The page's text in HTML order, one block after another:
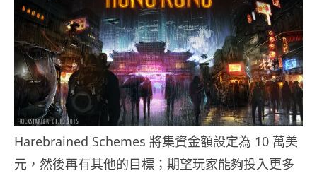
Harebrained Schemes 將集資金額設定為 10 萬美
元，然後再有其他的目標；期望玩家能夠投入更多